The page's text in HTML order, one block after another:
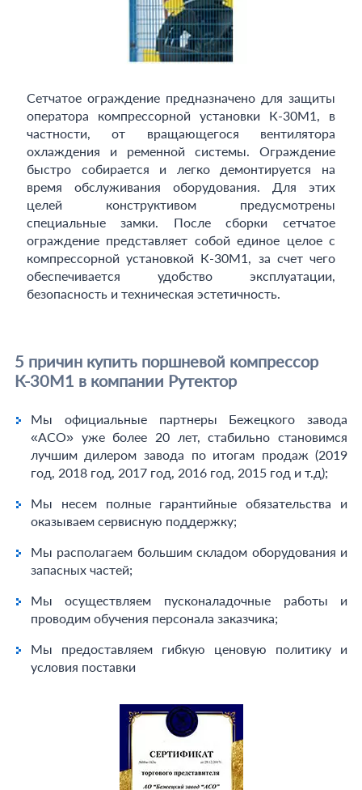
Сетчатое ограждение предназначено для защиты
оператора компрессорной установки К-30М1, в
частности, от вращающегося вентилятора
охлаждения и ременной системы. Ограждение
быстро собирается и легко демонтируется на
время обслуживания оборудования. Для этих
целей конструктивом предусмотрены
специальные замки. После сборки сетчатое
ограждение представляет собой единое целое с
компрессорной установкой К-30М1, за счет чего
обеспечивается удобство эксплуатации,
безопасность и техническая эстетичность.
5 причин купить поршневой компрессор
К-30М1 в компании Рутектор
Мы официальные партнеры Бежецкого завода
«АСО» уже более 20 лет, стабильно становимся
лучшим дилером завода по итогам продаж (2019
год, 2018 год, 2017 год, 2016 год, 2015 год и т.д);
Мы несем полные гарантийные обязательства и
оказываем сервисную поддержку;
Мы располагаем большим складом оборудования и
запасных частей;
Мы осуществляем пусконаладочные работы и
проводим обучения персонала заказчика;
Мы предоставляем гибкую ценовую политику и
условия поставки